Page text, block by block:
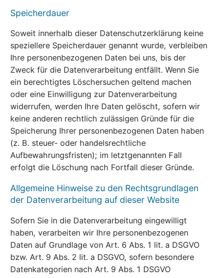
Speicherdauer
Soweit innerhalb dieser Datenschutzerklärung keine
speziellere Speicherdauer genannt wurde, verbleiben
Ihre personenbezogenen Daten bei uns, bis der
Zweck für die Datenverarbeitung entfällt. Wenn Sie
ein berechtigtes Löschersuchen geltend machen
oder eine Einwilligung zur Datenverarbeitung
widerrufen, werden Ihre Daten gelöscht, sofern wir
keine anderen rechtlich zulässigen Gründe für die
Speicherung Ihrer personenbezogenen Daten haben
(z. B. steuer- oder handelsrechtliche
Aufbewahrungsfristen); im letztgenannten Fall
erfolgt die Löschung nach Fortfall dieser Gründe.
Allgemeine Hinweise zu den Rechtsgrundlagen
der Datenverarbeitung auf dieser Website
Sofern Sie in die Datenverarbeitung eingewilligt
haben, verarbeiten wir Ihre personenbezogenen
Daten auf Grundlage von Art. 6 Abs. 1 lit. a DSGVO
bzw. Art. 9 Abs. 2 lit. a DSGVO, sofern besondere
Datenkategorien nach Art. 9 Abs. 1 DSGVO